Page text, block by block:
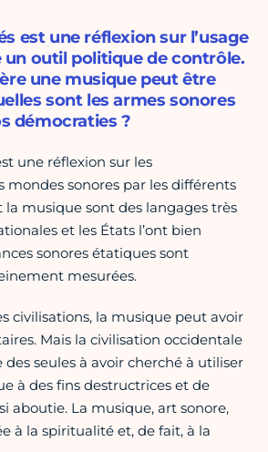
est une réflexion sur l’usage
outil politique de contrôle.
une musique peut être
sont les armes sonores
démocraties ?
une réflexion sur les
mondes sonores par les différents
la musique sont des langages très
et les États l’ont bien
sonores étatiques sont
mesurées.
civilisations, la musique peut avoir
Mais la civilisation occidentale
des seules à avoir cherché à utiliser
à des fins destructrices et de
aboutie. La musique, art sonore,
à la spiritualité et, de fait, à la